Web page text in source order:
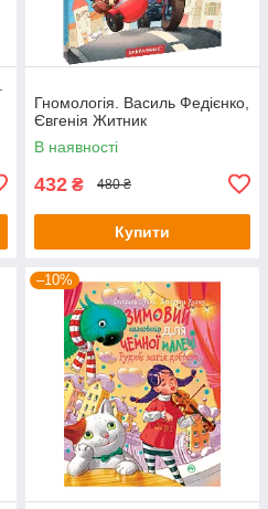
Гномологія. Василь Федієнко,
Євгенія Житник
В наявності
432 ₴ 480 ₴
Купити
–10%